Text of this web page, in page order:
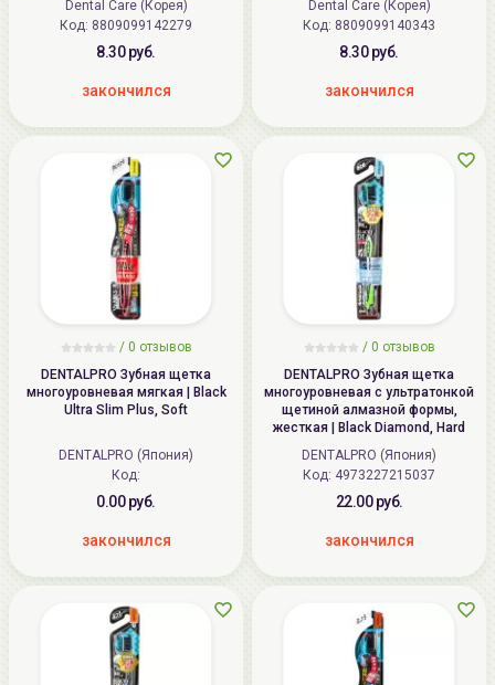
Dental Care (Корея)
Код: 8809099142279
8.30 руб.
закончился
Dental Care (Корея)
Код: 8809099140343
8.30 руб.
закончился
/ 0 отзывов
DENTALPRO Зубная щетка
многоуровневая мягкая | Black
Ultra Slim Plus, Soft
DENTALPRO (Япония)
Код:
0.00 руб.
закончился
/ 0 отзывов
DENTALPRO Зубная щетка
многоуровневая с ультратонкой
щетиной алмазной формы,
жесткая | Black Diamond, Hard
DENTALPRO (Япония)
Код: 4973227215037
22.00 руб.
закончился